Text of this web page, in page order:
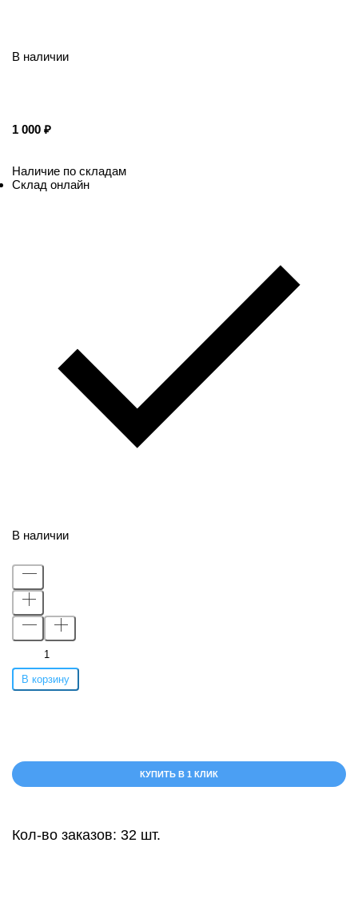
В наличии
1 000
Наличие по складам
Склад онлайн
В наличии
В корзину
КУПИТЬ В 1 КЛИК
Кол-во заказов: 32 шт.